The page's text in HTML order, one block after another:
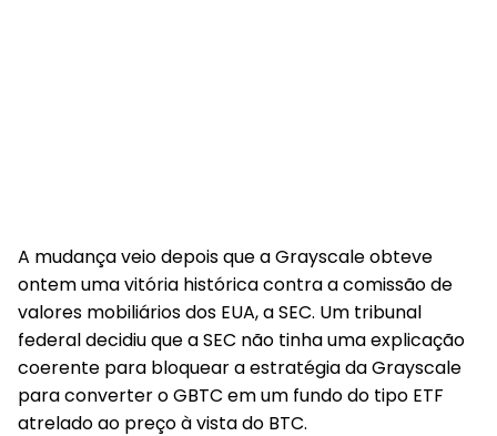
A mudança veio depois que a Grayscale obteve
ontem uma vitória histórica contra a comissão de
valores mobiliários dos EUA, a SEC. Um tribunal
federal decidiu que a SEC não tinha uma explicação
coerente para bloquear a estratégia da Grayscale
para converter o GBTC em um fundo do tipo ETF
atrelado ao preço à vista do BTC.